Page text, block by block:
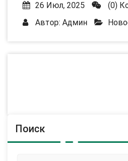
26 Июл, 2025
(0)
Автор: Админ
Поиск